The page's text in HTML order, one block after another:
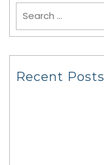
Recent Posts